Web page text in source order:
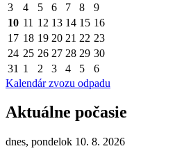
3
4 5 6 7 8
9
10 11 12 13 14 15 16
17 18 19 20 21 22 23
24 25 26 27 28 29 30
31 1 2 3 4 5
6
Kalendár zvozu odpadu
Aktuálne počasie
dnes, pondelok 10. 8. 2026